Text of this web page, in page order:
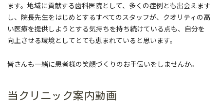
ます。地域に貢献する歯科医院として、多くの症例とも出会えます
し、院長先生をはじめとするすべてのスタッフが、クオリティの高
い医療を提供しようとする気持ちを持ち続けている点も、自分を
向上させる環境としてとても恵まれていると思います。
皆さんも一緒に患者様の笑顔づくりのお手伝いをしませんか。
当クリニック案内動画